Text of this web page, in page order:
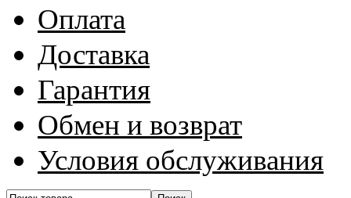
Оплата
Доставка
Гарантия
Обмен и возврат
Условия обслуживания